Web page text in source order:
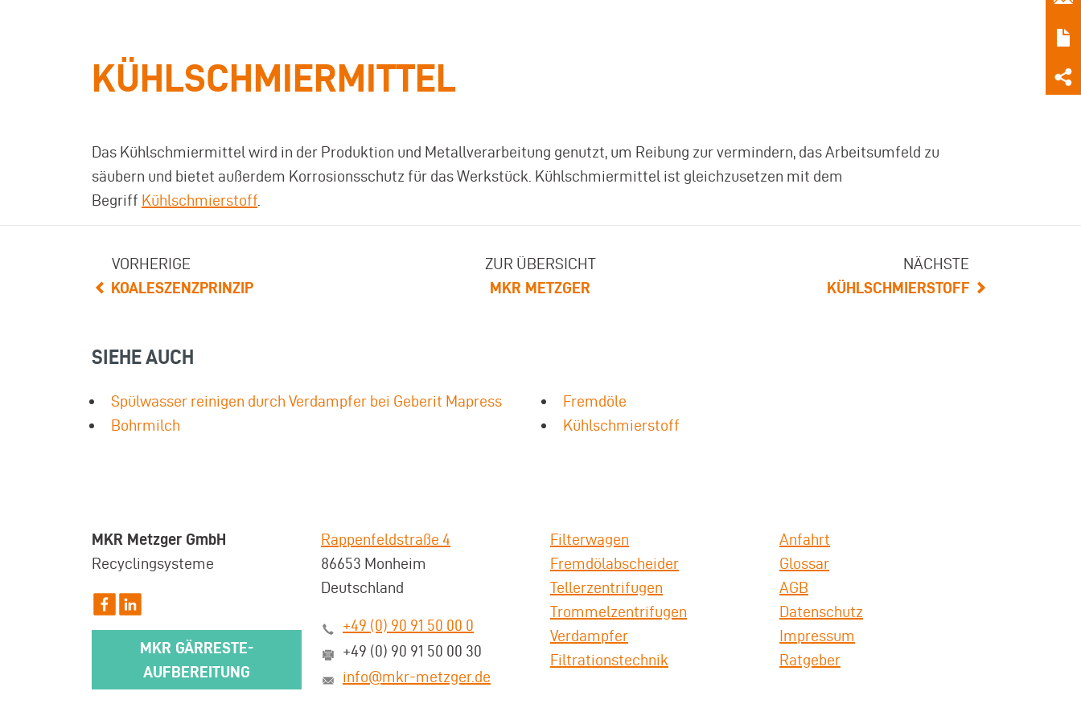
KÜHLSCHMIERMITTEL
Das Kühlschmiermittel wird in der Produktion und Metallverarbeitung genutzt, um Reibung zur vermindern, das Arbeitsumfeld zu
säubern und bietet außerdem Korrosionsschutz für das Werkstück. Kühlschmiermittel ist gleichzusetzen mit dem
Begriff Kühlschmierstoff
VORHERIGE
KOALESZENZPRINZIP
ZUR ÜBERSICHT
MKR METZGER
NÄCHSTE
KÜHLSCHMIERSTOFF
SIEHE AUCH
Spülwasser reinigen durch Verdampfer bei Geberit Mapress
Bohrmilch
Fremdöle
Kühlschmierstoff
MKR Metzger GmbH
Recyclingsysteme
MKR GÄRRESTE-
AUFBEREITUNG
Rappenfeldstraße 4
86653 Monheim
Deutschland
+49 (0) 90 91 50 00 0
+49 (0) 90 91 50 00 30
info@mkr-metzger.de
Filterwagen
Fremdölabscheider
Tellerzentrifugen
Trommelzentrifugen
Verdampfer
Filtrationstechnik
Anfahrt
Glossar
AGB
Datenschutz
Impressum
Ratgeber